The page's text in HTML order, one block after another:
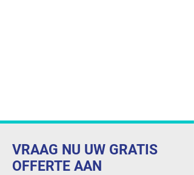
VRAAG NU UW GRATIS
OFFERTE AAN